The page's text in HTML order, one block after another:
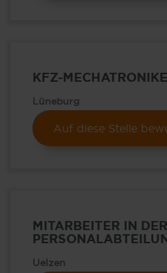
KFZ-
Lüneburg
Auf diese Stelle
MITARBEITER IN DER
Uelzen